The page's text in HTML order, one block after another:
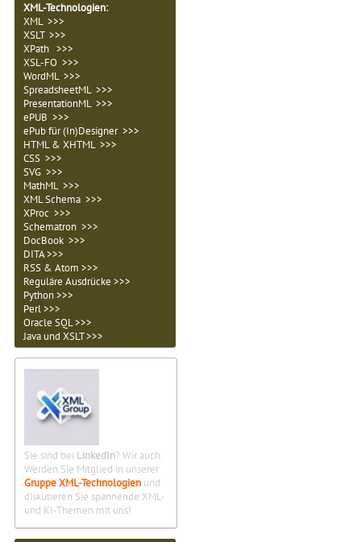
XML-Technologien:
XML >>>
XSLT >>>
XPath >>>
XSL-FO >>>
WordML >>>
SpreadsheetML >>>
PresentationML >>>
ePUB >>>
ePub für (In)Designer >>>
HTML & XHTML >>>
CSS >>>
SVG >>>
MathML >>>
XML Schema >>>
XProc >>>
Schematron >>>
DocBook >>>
DITA >>>
RSS & Atom >>>
Reguläre Ausdrücke >>>
Python >>>
Perl >>>
Oracle SQL >>>
Java und XSLT >>>
Sie sind bei LinkedIn? Wir auch.
Werden Sie Mitglied in unserer
Gruppe XML-Technologien und
diskutieren Sie spannende XML-
und KI-Themen mit uns!